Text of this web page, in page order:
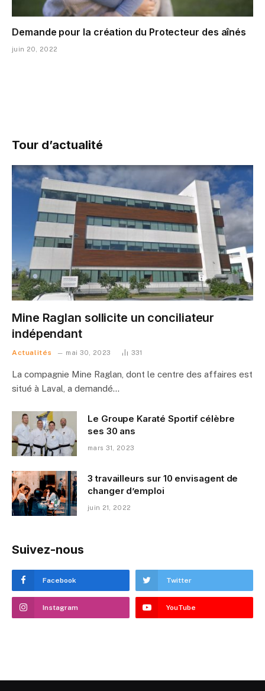
Demande pour la création du Protecteur des aînés
juin 20, 2022
Tour d’actualité
Mine Raglan sollicite un conciliateur
indépendant
Actualités mai 30, 2023 331
La compagnie Mine Raglan, dont le centre des affaires est
situé à Laval, a demandé…
Le Groupe Karaté Sportif célèbre
ses 30 ans
mars 31, 2023
3 travailleurs sur 10 envisagent de
changer d’emploi
juin 21, 2022
Suivez-nous
Facebook Twitter
Instagram YouTube